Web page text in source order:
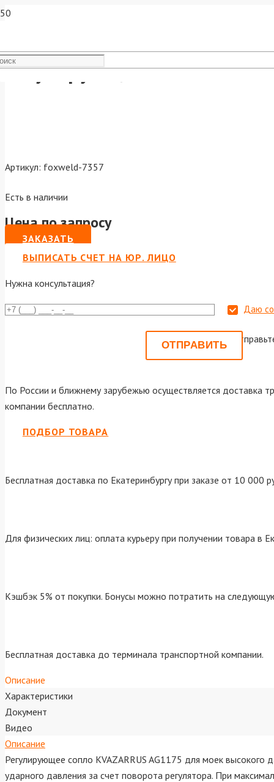
Регулирующее сопло
Артикул: foxweld-7357
Есть в наличии
Цена по запросу
ЗАКАЗАТЬ
ВЫПИСАТЬ СЧЕТ НА ЮР. ЛИЦО
Нужна консультация?
Даю
Или
По России и ближнему зарубежью осуществляется доставка
компании бесплатно.
ПОДБОР ТОВАРА
Бесплатная доставка по Екатеринбургу при заказе от 10 000
Для физических лиц: оплата курьеру при получении товара в
Кэшбэк 5% от покупки. Бонусы можно потратить на
Бесплатная доставка до терминала транспортной компании.
Описание
Характеристики
Документ
Видео
Описание
Регулирующее сопло KVAZARRUS AG1175 для моек высокого
ударного давления за счет поворота регулятора. При